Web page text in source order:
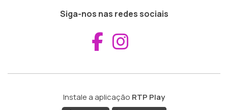
Siga-nos nas redes sociais
Aceder ao
Instale a aplicação RTP Play